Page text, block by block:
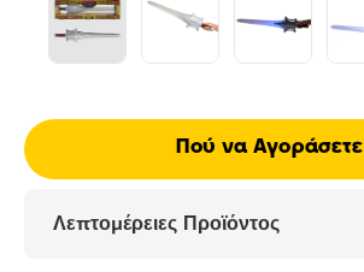
Πού να Αγοράσετε
Λεπτομέρειες Προϊόντος